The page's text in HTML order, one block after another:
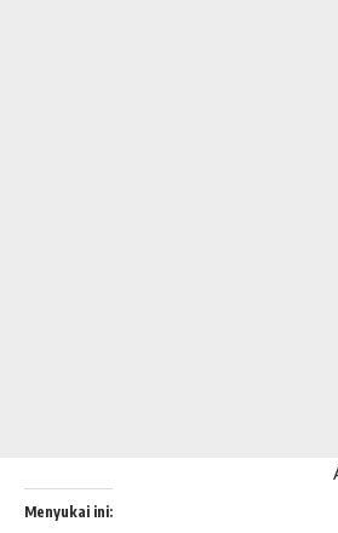
Menyukai ini: